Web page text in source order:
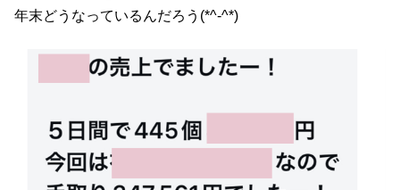
年末どうなっているんだろう(*^-^*)